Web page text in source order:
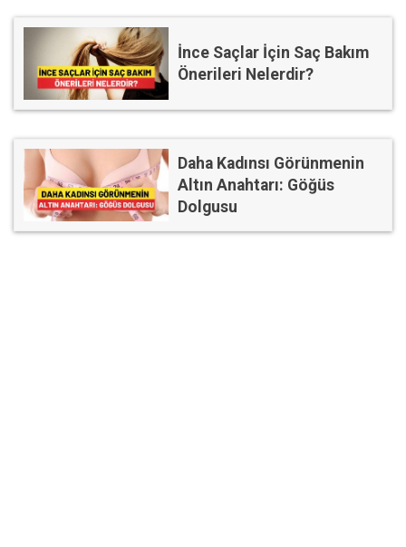
İnce Saçlar İçin Saç Bakım
Önerileri Nelerdir?
Daha Kadınsı Görünmenin
Altın Anahtarı: Göğüs
Dolgusu